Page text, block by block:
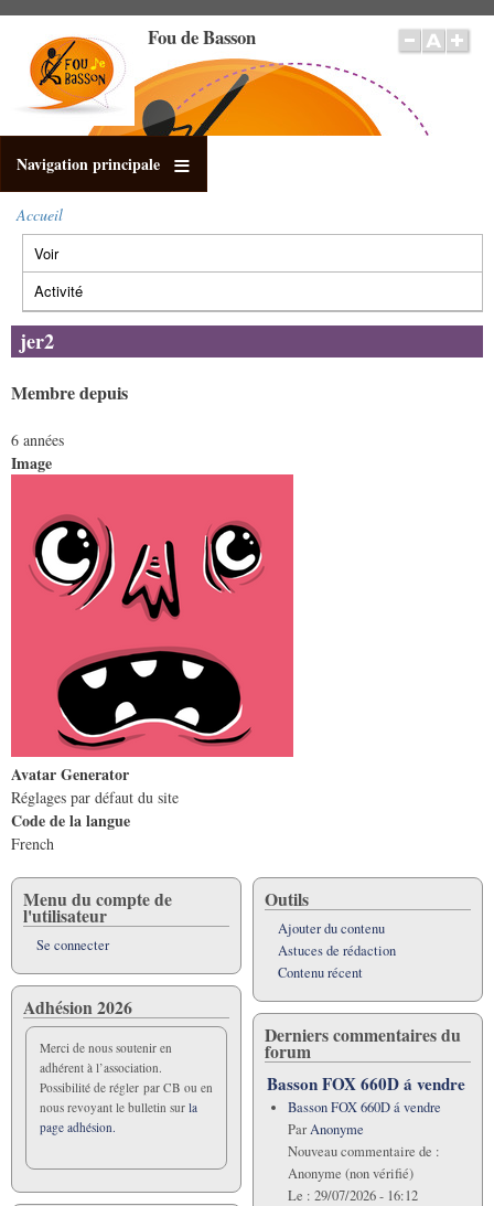
contenu
principal
Fou de Basson
Navigation principale
Fil
d'Ariane
Accueil
Onglets
principaux
Voir(onglet
actif)
Activité
jer2
Membre depuis
6 années
Image
Avatar Generator
Réglages par défaut du site
Code de la langue
French
Menu du compte de
l'utilisateur
Se connecter
Adhésion 2026
Merci de nous soutenir en
adhérent à l’association.
Possibilité de régler par CB ou en
nous revoyant le bulletin sur la
page adhésion.
Outils
Ajouter du contenu
Astuces de rédaction
Contenu récent
Derniers commentaires du
forum
Basson FOX 660D á vendre
Basson FOX 660D á vendre
ParAnonyme
Nouveau commentaire de :
Anonyme (non vérifié)
Le : 29/07/2026 - 16:12